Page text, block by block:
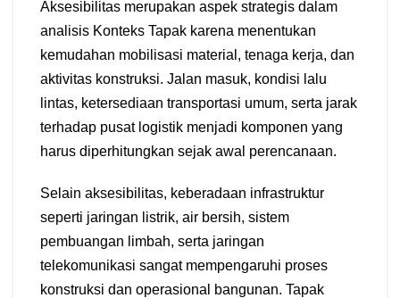
Aksesibilitas merupakan aspek strategis dalam
analisis Konteks Tapak karena menentukan
kemudahan mobilisasi material, tenaga kerja, dan
aktivitas konstruksi. Jalan masuk, kondisi lalu
lintas, ketersediaan transportasi umum, serta jarak
terhadap pusat logistik menjadi komponen yang
harus diperhitungkan sejak awal perencanaan.
Selain aksesibilitas, keberadaan infrastruktur
seperti jaringan listrik, air bersih, sistem
pembuangan limbah, serta jaringan
telekomunikasi sangat mempengaruhi proses
konstruksi dan operasional bangunan. Tapak